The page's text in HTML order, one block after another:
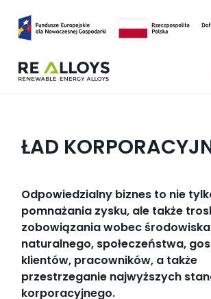
ŁAD
Odpowiedzialny biznes to nie
pomnażania zysku, ale także
zobowiązania wobec środowiska
naturalnego, społeczeństwa,
klientów, pracowników, a także
przestrzeganie najwyższych
korporacyjnego.